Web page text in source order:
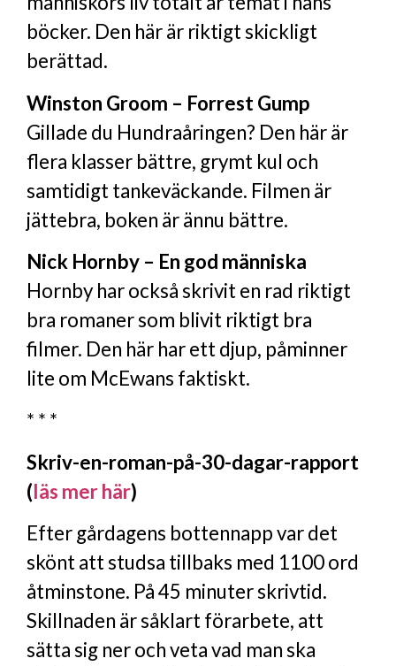
böcker. Den här är riktigt skickligt
berättad.
Winston Groom – Forrest Gump
Gillade du Hundraåringen? Den här är
flera klasser bättre, grymt kul och
samtidigt tankeväckande. Filmen är
jättebra, boken är ännu bättre.
Nick Hornby – En god människa
Hornby har också skrivit en rad riktigt
bra romaner som blivit riktigt bra
filmer. Den här har ett djup, påminner
lite om McEwans faktiskt.
* * *
Skriv-en-roman-på-30-dagar-rapport
(läs mer här)
Efter gårdagens bottennapp var det
skönt att studsa tillbaks med 1100 ord
åtminstone. På 45 minuter skrivtid.
Skillnaden är såklart förarbete, att
sätta sig ner och veta vad man ska